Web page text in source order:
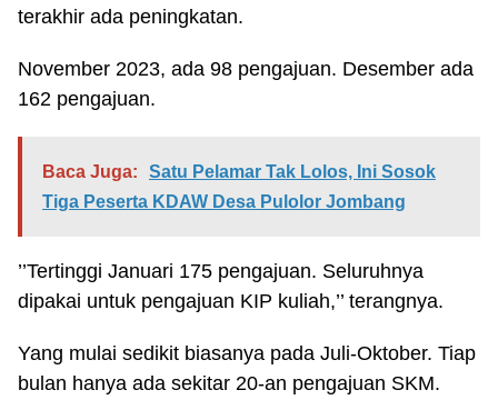
terakhir ada peningkatan.
November 2023, ada 98 pengajuan. Desember ada
162 pengajuan.
Baca Juga:
Satu Pelamar Tak Lolos, Ini Sosok
Tiga Peserta KDAW Desa Pulolor Jombang
’’Tertinggi Januari 175 pengajuan. Seluruhnya
dipakai untuk pengajuan KIP kuliah,’’ terangnya.
Yang mulai sedikit biasanya pada Juli-Oktober. Tiap
bulan hanya ada sekitar 20-an pengajuan SKM.